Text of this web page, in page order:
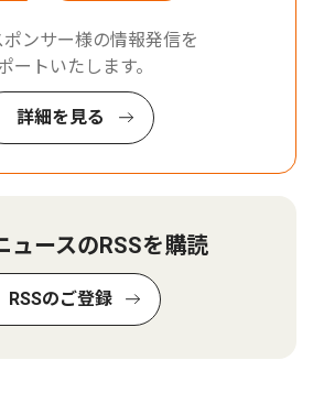
ンサー様の情報発信を
ートいたします。
詳細を見る
ュースのRSSを購読
RSSのご登録